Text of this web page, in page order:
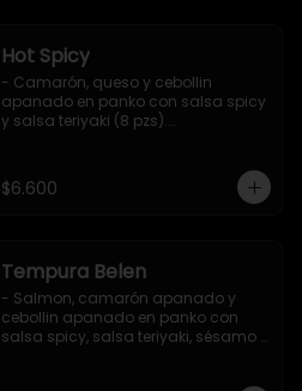
Hot Spicy
- Camarón, queso y cebollin
apanado en panko con salsa spicy
y salsa teriyaki (8 pzs).
$6.600
Tempura Belen
- Salmon, camarón apanado y
cebollin apanado en panko con
salsa spicy, salsa teriyaki, sésamo